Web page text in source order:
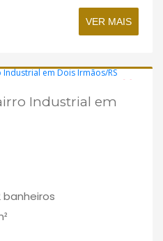
VER MAIS
Industrial em
banheiros